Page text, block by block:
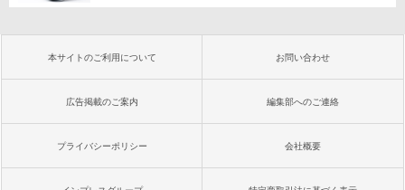
本サイトのご利用について お問い合わせ
広告掲載のご案内 編集部へのご連絡
プライバシーポリシー 会社概要